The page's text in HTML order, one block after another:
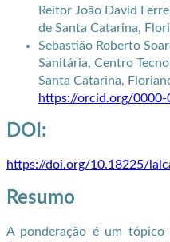
Reitor João David
de Santa Catarina,
Sebastião Roberto
Sanitária, Centro
Santa Catarina,
https://orcid.org/
DOI:
https://doi.org/10.18225/
Resumo
A ponderação é um tópico